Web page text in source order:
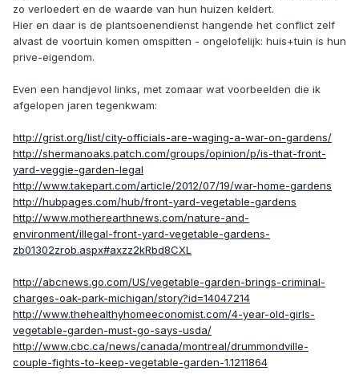
zo verloedert en de waarde van hun huizen keldert.
Hier en daar is de plantsoenendienst hangende het conflict zelf
alvast de voortuin komen omspitten - ongelofelijk: huis+tuin is hun
prive-eigendom.
Even een handjevol links, met zomaar wat voorbeelden die ik
afgelopen jaren tegenkwam:
http://grist.org/list/city-officials-are-waging-a-war-on-gardens/
http://shermanoaks.patch.com/groups/opinion/p/is-that-front-
yard-veggie-garden-legal
http://www.takepart.com/article/2012/07/19/war-home-gardens
http://hubpages.com/hub/front-yard-vegetable-gardens
http://www.motherearthnews.com/nature-and-
environment/illegal-front-yard-vegetable-gardens-
zb01302zrob.aspx#axzz2kRbd8CXL
http://abcnews.go.com/US/vegetable-garden-brings-criminal-
charges-oak-park-michigan/story?id=14047214
http://www.thehealthyhomeeconomist.com/4-year-old-girls-
vegetable-garden-must-go-says-usda/
http://www.cbc.ca/news/canada/montreal/drummondville-
couple-fights-to-keep-vegetable-garden-1.1211864